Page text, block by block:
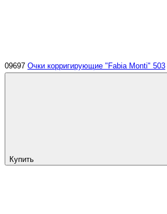
09697 Очки корригирующие "Fabia Monti" 503
Купить